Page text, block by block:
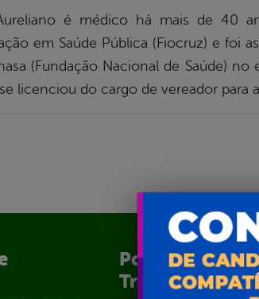
é médico há mais de 40
em Saúde Pública (Fiocruz) e foi
(Fundação Nacional de Saúde)
licenciou do cargo de vereador para
Portal da
Transparência